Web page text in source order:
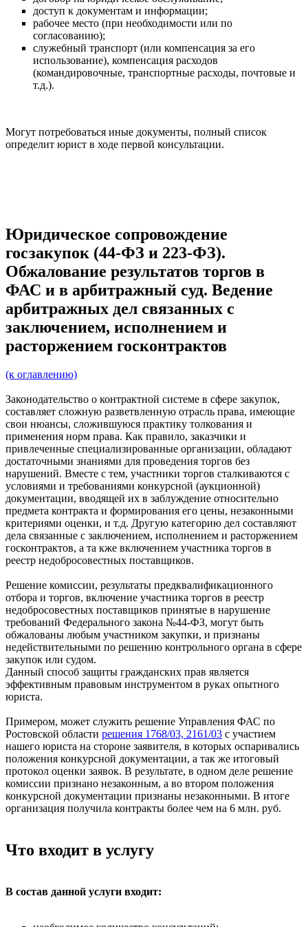
доступ к документам и информации;
рабочее место (при необходимости или по
согласованию);
служебный транспорт (или компенсация за его
использование), компенсация расходов
(командировочные, транспортные расходы, почтовые и
т.д.).
Могут потребоваться иные документы, полный список
определит юрист в ходе первой консультации.
Юридическое сопровождение
госзакупок (44-ФЗ и 223-ФЗ).
Обжалование результатов торгов в
ФАС и в арбитражный суд. Ведение
арбитражных дел связанных с
заключением, исполнением и
расторжением госконтрактов
(к оглавлению)
Законодательство о контрактной системе в сфере закупок,
составляет сложную разветвленную отрасль права, имеющие
свои нюансы, сложившуюся практику толкования и
применения норм права. Как правило, заказчики и
привлеченные специализированные организации, обладают
достаточными знаниями для проведения торгов без
нарушений. Вместе с тем, участники торгов сталкиваются с
условиями и требованиями конкурсной (аукционной)
документации, вводящей их в заблуждение относительно
предмета контракта и формирования его цены, незаконными
критериями оценки, и т.д. Другую категорию дел составляют
дела связанные с заключением, исполнением и расторжением
госконтрактов, а та кже включением участника торгов в
реестр недобросовестных поставщиков.
Решение комиссии, результаты предквалификационного
отбора и торгов, включение участника торгов в реестр
недобросовестных поставщиков принятые в нарушение
требований Федерального закона №44-ФЗ, могут быть
обжалованы любым участником закупки, и признаны
недействительными по решению контрольного органа в сфере
закупок или судом.
Данный способ защиты гражданских прав является
эффективным правовым инструментом в руках опытного
юриста.
Примером, может служить решение Управления ФАС по
Ростовской области решения 1768/03, 2161/03 с участием
нашего юриста на стороне заявителя, в которых оспаривались
положения конкурсной документации, а так же итоговый
протокол оценки заявок. В результате, в одном деле решение
комиссии признано незаконным, а во втором положения
конкурсной документации признаны незаконными. В итоге
организация получила контракты более чем на 6 млн. руб.
Что входит в услугу
В состав данной услуги входит: